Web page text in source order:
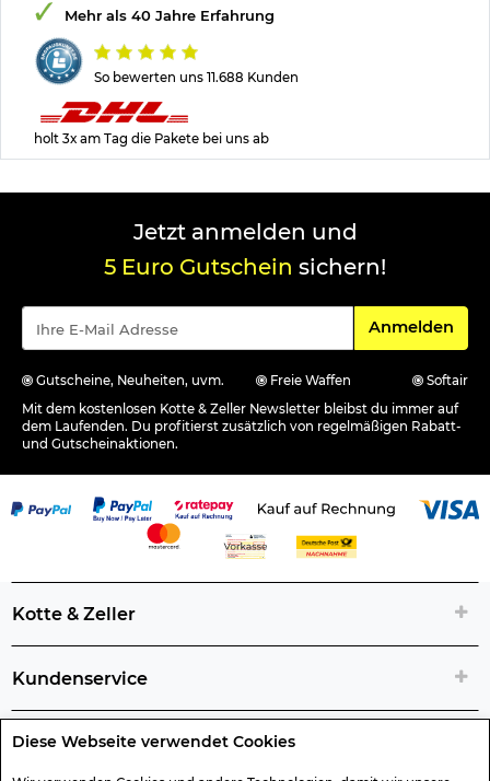
Diese Webseite verwendet Cookies
So bewerten uns 11.688 Kunden
Mehr als 40 Jahre Erfahrung
holt 3x am Tag die Pakete bei uns ab
Jetzt anmelden und
5 Euro Gutschein sichern!
Für den
Anmelden
Gutscheine, Neuheiten, uvm. Freie Waffen
Softair
Mit dem kostenlosen Kotte & Zeller Newsletter bleibst du immer auf
dem Laufenden. Du profitierst zusätzlich von regelmäßigen Rabatt-
und Gutscheinaktionen.
Kotte & Zeller
Kundenservice
Rechtliche Artikelinfos